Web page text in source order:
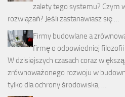
zalety tego systemu? Czym
rozwiązań? Jeśli zastanawiasz się …
Firmy budowlane a
firmę o odpowiedniej filozofii
W dzisiejszych czasach coraz
zrównoważonego rozwoju w
tylko dla ochrony środowiska, …